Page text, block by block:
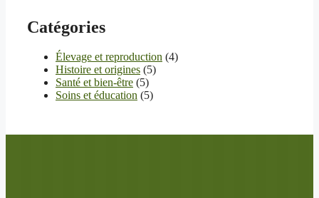
Catégories
Élevage et reproduction (4)
Histoire et origines (5)
Santé et bien-être (5)
Soins et éducation (5)